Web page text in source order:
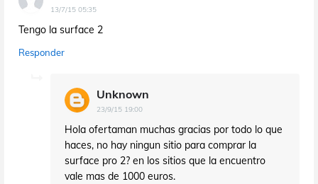
13/7/15 05:35
Tengo la surface 2
Responder
Unknown
23/9/15 19:00
Hola ofertaman muchas gracias por todo lo que
haces, no hay ningun sitio para comprar la
surface pro 2? en los sitios que la encuentro
vale mas de 1000 euros.